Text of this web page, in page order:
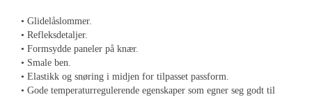
• Glidelåslommer.
• Refleksdetaljer.
• Formsydde paneler på knær.
• Smale ben.
• Elastikk og snøring i midjen for tilpasset passform.
• Gode temperaturregulerende egenskaper som egner seg godt til